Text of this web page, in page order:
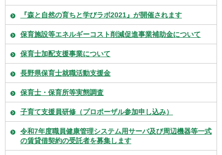
『森と自然の育ちと学びラボ2021』が開催されます
保育施設等エネルギーコスト削減促進事業補助金について
保育士加配支援事業について
長野県保育士就職活動支援金
保育士・保育所等実態調査
子育て支援員研修（プロポーザル参加申し込み）
令和7年度職員健康管理システム用サーバ及び周辺機器等一式
の賃貸借契約の受託者を募集します